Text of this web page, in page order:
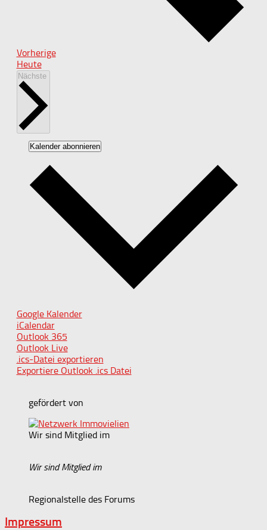
VorherigeVeranstaltungen
Heute
Nächste
Kalender abonnieren
Google Kalender
iCalendar
Outlook 365
Outlook Live
.ics-Datei exportieren
Exportiere Outlook .ics Datei
gefördert von
Wir sind Mitglied im
Wir sind Mitglied im
Regionalstelle des Forums
Impressum